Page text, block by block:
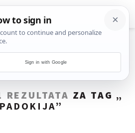
REZULTATA ZA TAG „
”
Sign in with Google